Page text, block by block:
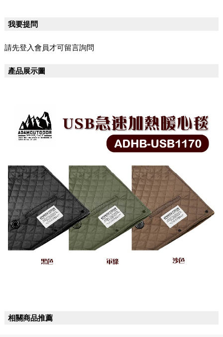
我要提問
請先登入會員才可留言詢問
產品展示圖
相關商品推薦